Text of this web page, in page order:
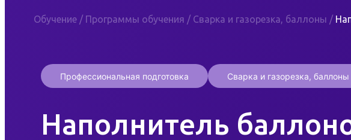
ЧОУ ДПО «Центр-плюс»
Материально-техническое
оснащение
Обучение / Программы обучения / Сварка и газорезка, баллоны /
Профессиональная подготовка Сварка и газорезка, баллоны
Наполнитель